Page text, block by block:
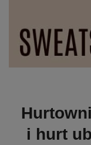
i hurt